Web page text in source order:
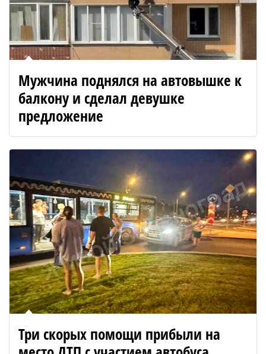
Мужчина поднялся на автовышке к
балкону и сделал девушке
предложение
Три скорых помощи прибыли на